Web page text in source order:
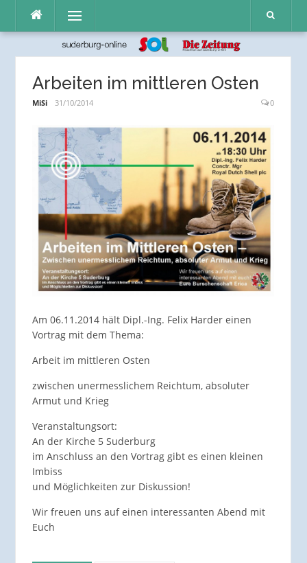
Inhalt
Menü
Arbeiten im mittleren Osten
MiSi 31/10/2014 0
Am 06.11.2014 hält Dipl.-Ing. Felix Harder einen
Vortrag mit dem Thema:
Arbeit im mittleren Osten
zwischen unermesslichem Reichtum, absoluter
Armut und Krieg
Veranstaltungsort:
An der Kirche 5 Suderburg
im Anschluss an den Vortrag gibt es einen kleinen
Imbiss
und Möglichkeiten zur Diskussion!
Wir freuen uns auf einen interessanten Abend mit
Euch